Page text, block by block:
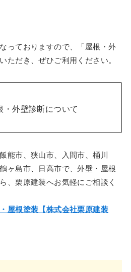
っておりますので、「屋根・外
ただき、ぜひご利用ください。
・外壁診断について
能市、狭山市、入間市、桶川
ヶ島市、日高市で、外壁・屋根
、栗原建装へお気軽にご相談く
屋根塗装【株式会社栗原建装